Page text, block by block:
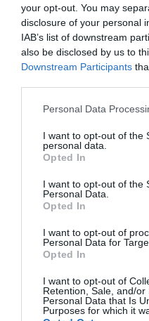
your opt-out. You may
disclosure of your personal
IAB’s list of downstream
also be disclosed by us to
Downstream Participants
Please note that this
not limited to your visit or
grant or deny consent to
use your data for below
consent section.
Personal Data
I want to opt-out of the
personal data.
Opted In
I want to opt-out of the
Personal Data.
Opted In
I want to opt-out of
Personal Data for
Opted In
I want to opt-out of
Retention, Sale, and/or
Personal Data that Is
Purposes for which it
EDDIG 12 EZER ORVOS
KAMARÁBAN
2023. március 08|Mindenki
A múlt héten hétfőn
eltörli a orvosok kötelező
MARADNAK A SZERVEZETBEN
2023. március 20|Mindenki
Kamara tagjai akarnak
jelenti, hogy Magyarországon
A HÁZIORVOSOKBA VOLT
EGÉSZSÉGÜGYI ÁLLAMTITKÁR
2025. október 02 | Csarnó
A Magyar Orvosi Kamara
bocsánatkérésre szólította fel